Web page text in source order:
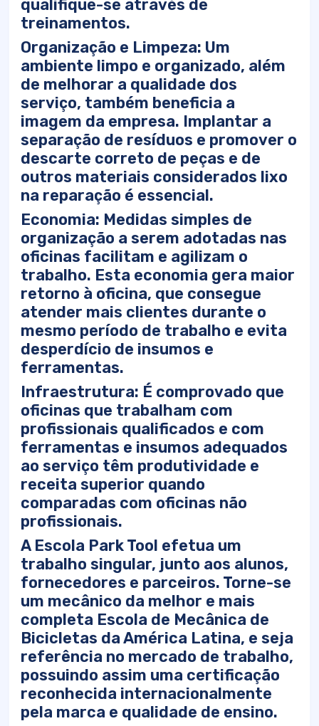
qualifique-se através de
treinamentos.
Organização e Limpeza: Um
ambiente limpo e organizado, além
de melhorar a qualidade dos
serviço, também beneficia a
imagem da empresa. Implantar a
separação de resíduos e promover o
descarte correto de peças e de
outros materiais considerados lixo
na reparação é essencial.
Economia: Medidas simples de
organização a serem adotadas nas
oficinas facilitam e agilizam o
trabalho. Esta economia gera maior
retorno à oficina, que consegue
atender mais clientes durante o
mesmo período de trabalho e evita
desperdício de insumos e
ferramentas.
Infraestrutura: É comprovado que
oficinas que trabalham com
profissionais qualificados e com
ferramentas e insumos adequados
ao serviço têm produtividade e
receita superior quando
comparadas com oficinas não
profissionais.
A Escola Park Tool efetua um
trabalho singular, junto aos alunos,
fornecedores e parceiros. Torne-se
um mecânico da melhor e mais
completa Escola de Mecânica de
Bicicletas da América Latina, e seja
referência no mercado de trabalho,
possuindo assim uma certificação
reconhecida internacionalmente
pela marca e qualidade de ensino.